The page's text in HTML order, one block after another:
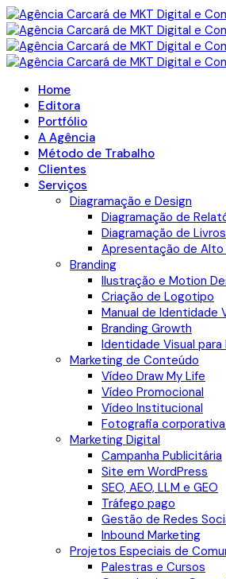
Home
Editora
Portfólio
A Agência
Método de Trabalho
Clientes
Serviços
Diagramação e Design
Diagramação de
Diagramação de
Apresentação de
Branding
Ilustração e Motion
Criação de Logotipo
Manual de Identidade
Branding Growth
Identidade Visual para
Marketing de Conteúdo
Vídeo Draw My Life
Vídeo Promocional
Vídeo Institucional
Fotografia
Marketing Digital
Campanha Publicitária
Site em WordPress
SEO, AEO, LLM e GEO
Tráfego pago
Gestão de Redes
Inbound Marketing
Projetos Especiais de
Palestras e Cursos